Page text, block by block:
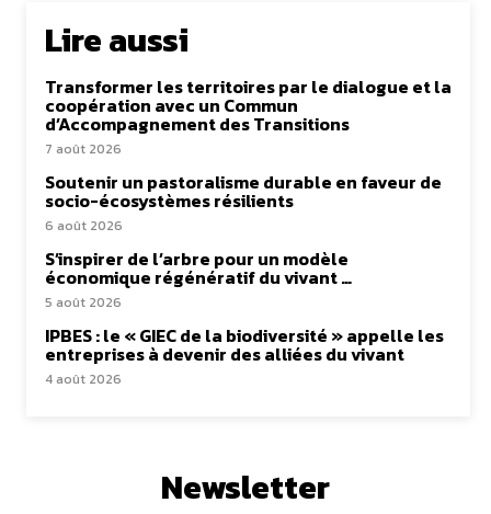
Lire aussi
Transformer les territoires par le dialogue et la
coopération avec un Commun
d’Accompagnement des Transitions
7 août 2026
Soutenir un pastoralisme durable en faveur de
socio-écosystèmes résilients
6 août 2026
S’inspirer de l’arbre pour un modèle
économique régénératif du vivant …
5 août 2026
IPBES : le « GIEC de la biodiversité » appelle les
entreprises à devenir des alliées du vivant
4 août 2026
Newsletter